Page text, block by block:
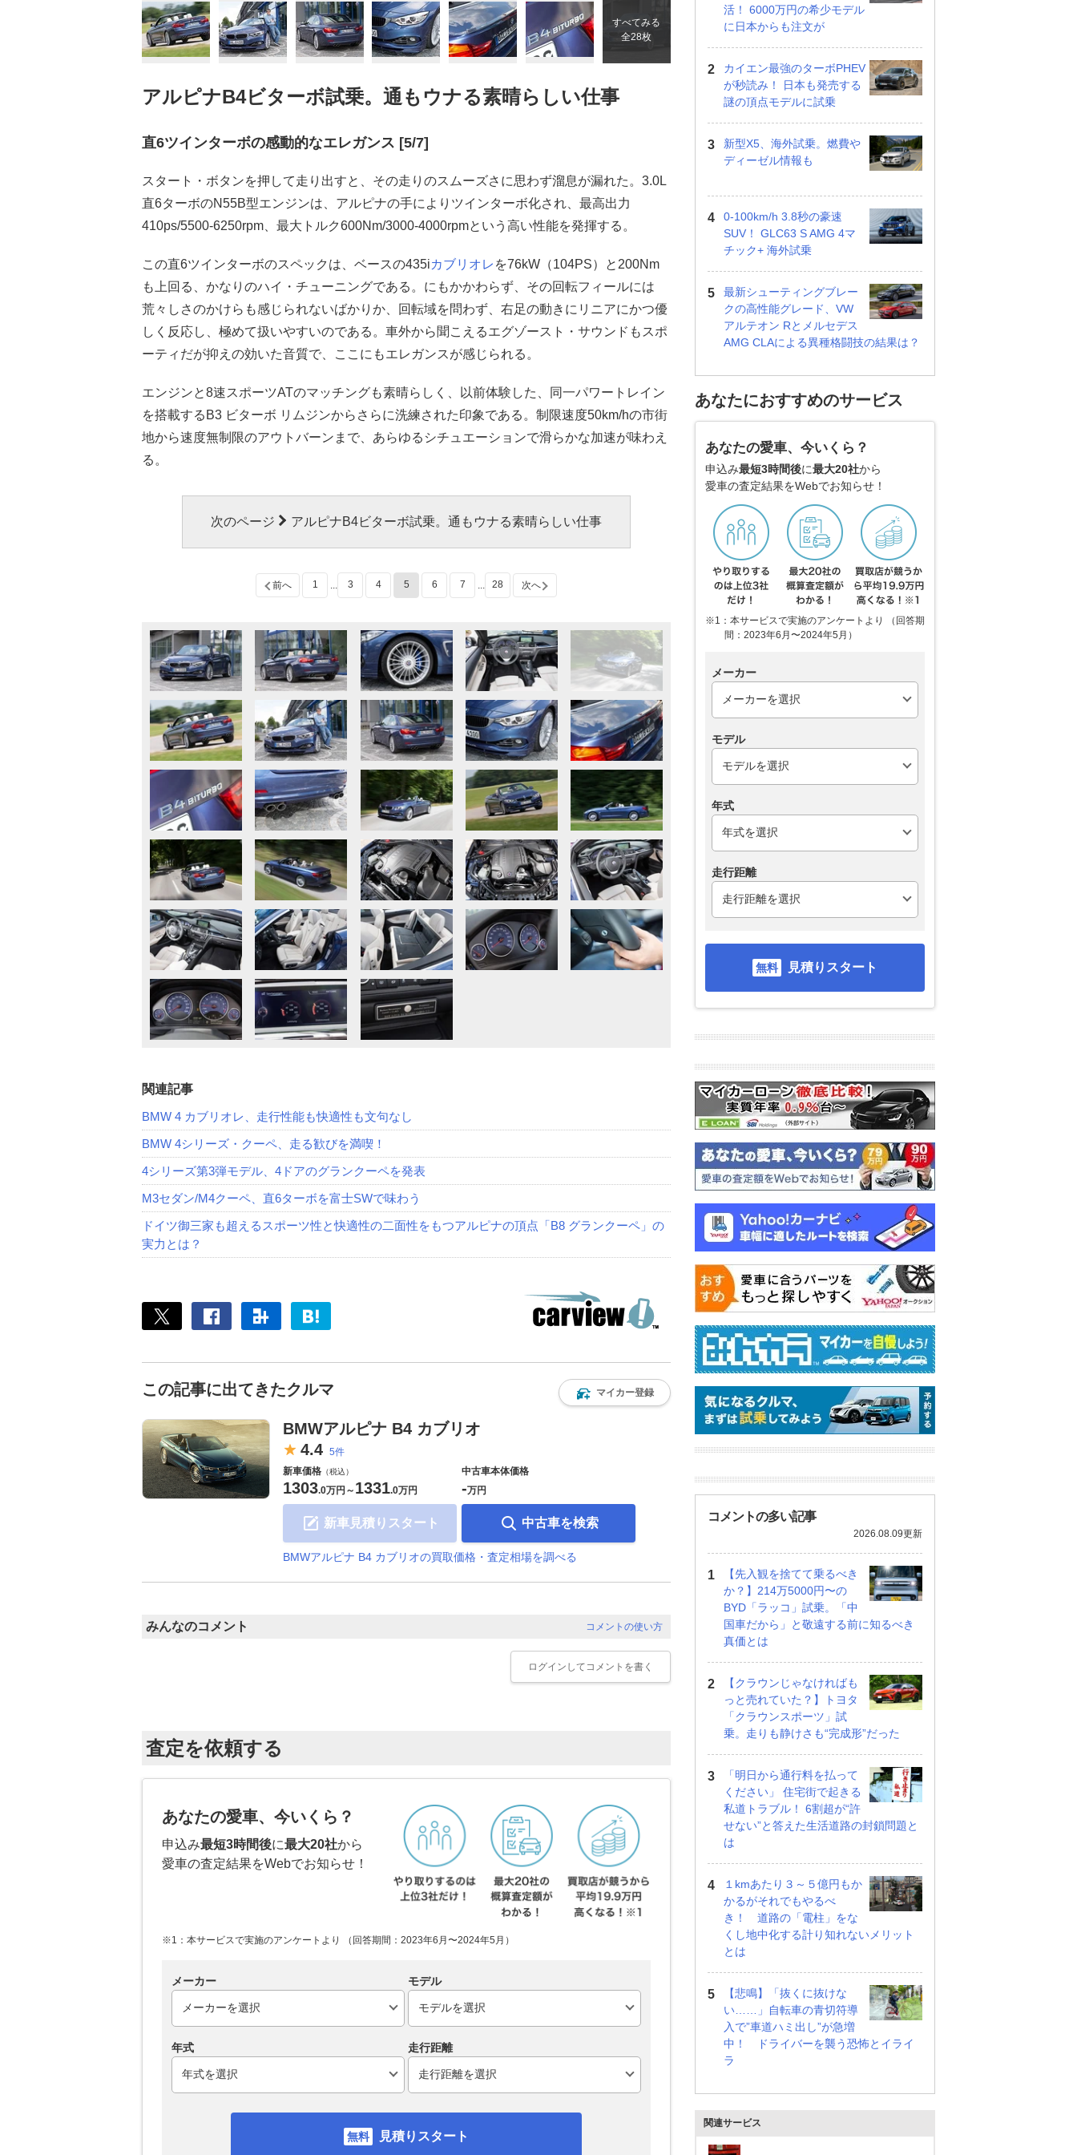
すべてみる
全28枚
アルピナB4ビターボ試乗。通もウナる素晴らしい仕事
直6ツインターボの感動的なエレガンス [5/7]
スタート・ボタンを押して走り出すと、その走りのスムーズさに思わず溜息が漏れた。3.0L
直6ターボのN55B型エンジンは、アルピナの手によりツインターボ化され、最高出力
410ps/5500-6250rpm、最大トルク600Nm/3000-4000rpmという高い性能を発揮する。
この直6ツインターボのスペックは、ベースの435iカブリオレ を76kW（104PS）と200Nm
も上回る、かなりのハイ・チューニングである。にもかかわらず、その回転フィールには
荒々しさのかけらも感じられないばかりか、回転域を問わず、右足の動きにリニアにかつ優
しく反応し、極めて扱いやすいのである。車外から聞こえるエグゾースト・サウンドもスポ
ーティだが抑えの効いた音質で、ここにもエレガンスが感じられる。
エンジンと8速スポーツATのマッチングも素晴らしく、以前体験した、同一パワートレイン
を搭載するB3 ビターボ リムジンからさらに洗練された印象である。制限速度50km/hの市街
地から速度無制限のアウトバーンまで、あらゆるシチュエーションで滑らかな加速が味わえ
る。
次のページ アルピナB4ビターボ試乗。通もウナる素晴らしい仕事
前へ 1 ... 3 4 5 6 7 ... 28 次へ
関連記事
BMW 4 カブリオレ、走行性能も快適性も文句なし
BMW 4シリーズ・クーペ、走る歓びを満喫！
4シリーズ第3弾モデル、4ドアのグランクーペを発表
M3セダン/M4クーペ、直6ターボを富士SWで味わう
ドイツ御三家も超えるスポーツ性と快適性の二面性をもつアルピナの頂点「B8 グランクーペ」の
実力とは？
この記事に出てきたクルマ マイカー登録
BMWアルピナ B4 カブリオ
4.4 5件
新車価格 （税込）
1303.0万円 ～ 1331.0万円
新車見積りスタート
中古車本体価格
-万円
中古車を検索
BMWアルピナ B4 カブリオの買取価格・査定相場を調べる
コメントの使い方
みんなのコメント
ログイン してコメントを書く
査定を依頼する
あなたの愛車、今いくら？
申込み最短3時間後に最大20社から
愛車の査定結果をWebでお知らせ！
※1：本サービスで実施のアンケートより （回答期間：2023年6月〜2024年5月）
メーカー モデル
年式 走行距離
見積りスタート
活！ 6000万円の希少モデル
に日本からも注文が
カイエン最強のターボPHEV
が秒読み！ 日本も発売する
謎の頂点モデルに試乗
新型X5、海外試乗。燃費や
ディーゼル情報も
0-100km/h 3.8秒の豪速
SUV！ GLC63 S AMG 4マ
チック+ 海外試乗
最新シューティングブレー
クの高性能グレード、VW
アルテオン Rとメルセデス
AMG CLAによる異種格闘技の結果は？
あなたにおすすめのサービス
あなたの愛車、今いくら？
申込み最短3時間後に最大20社から
愛車の査定結果をWebでお知らせ！
※1：本サービスで実施のアンケートより （回答期
間：2023年6月〜2024年5月）
メーカー
モデル
年式
走行距離
見積りスタート
コメントの多い記事
2026.08.09更新
【先入観を捨てて乗るべき
か？】214万5000円〜の
BYD「ラッコ」試乗。「中
国車だから」と敬遠する前に知るべき
真価とは
【クラウンじゃなければも
っと売れていた？】トヨタ
「クラウンスポーツ」試
乗。走りも静けさも“完成形”だった
「明日から通行料を払って
ください」 住宅街で起きる
私道トラブル！ 6割超が“許
せない”と答えた生活道路の封鎖問題と
は
１kmあたり３～５億円もか
かるがそれでもやるべ
き！ 道路の「電柱」をな
くし地中化する計り知れないメリット
とは
【悲鳴】「抜くに抜けな
い……」自転車の青切符導
入で”車道ハミ出し”が急増
中！ ドライバーを襲う恐怖とイライ
ラ
関連サービス